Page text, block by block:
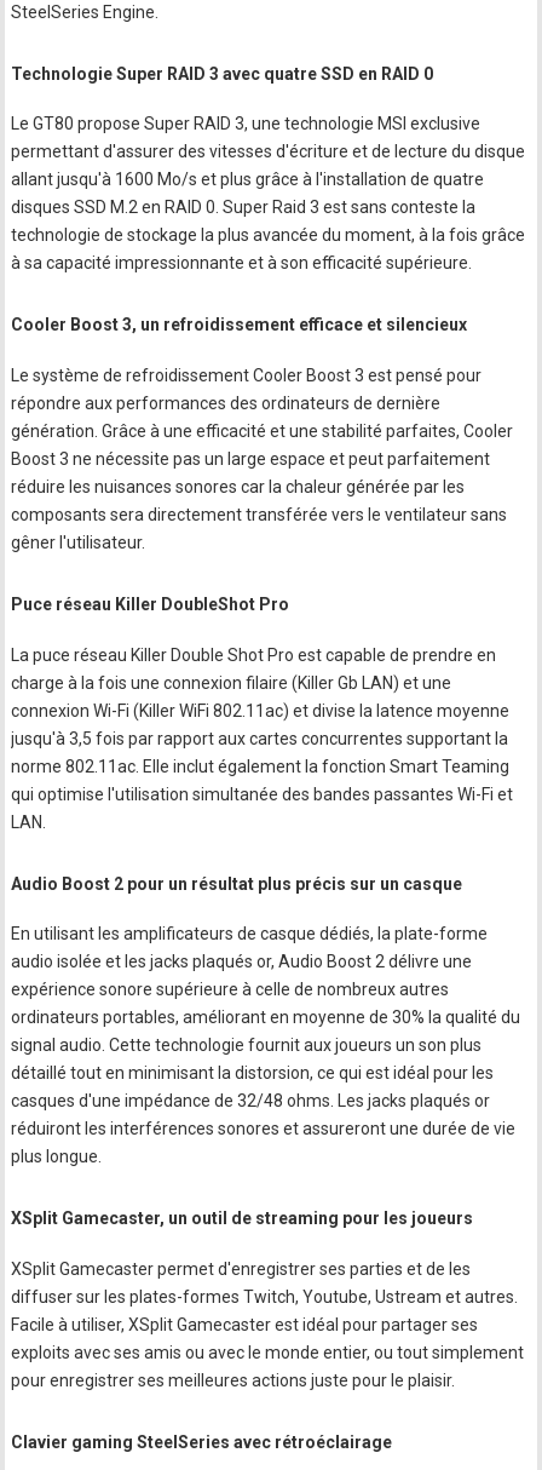
SteelSeries Engine.
Technologie Super RAID 3 avec quatre SSD en RAID 0
Le GT80 propose Super RAID 3, une technologie MSI exclusive
permettant d'assurer des vitesses d'écriture et de lecture du disque
allant jusqu'à 1600 Mo/s et plus grâce à l'installation de quatre
disques SSD M.2 en RAID 0. Super Raid 3 est sans conteste la
technologie de stockage la plus avancée du moment, à la fois grâce
à sa capacité impressionnante et à son efficacité supérieure.
Cooler Boost 3, un refroidissement efficace et silencieux
Le système de refroidissement Cooler Boost 3 est pensé pour
répondre aux performances des ordinateurs de dernière
génération. Grâce à une efficacité et une stabilité parfaites, Cooler
Boost 3 ne nécessite pas un large espace et peut parfaitement
réduire les nuisances sonores car la chaleur générée par les
composants sera directement transférée vers le ventilateur sans
gêner l'utilisateur.
Puce réseau Killer DoubleShot Pro
La puce réseau Killer Double Shot Pro est capable de prendre en
charge à la fois une connexion filaire (Killer Gb LAN) et une
connexion Wi-Fi (Killer WiFi 802.11ac) et divise la latence moyenne
jusqu'à 3,5 fois par rapport aux cartes concurrentes supportant la
norme 802.11ac. Elle inclut également la fonction Smart Teaming
qui optimise l'utilisation simultanée des bandes passantes Wi-Fi et
LAN.
Audio Boost 2 pour un résultat plus précis sur un casque
En utilisant les amplificateurs de casque dédiés, la plate-forme
audio isolée et les jacks plaqués or, Audio Boost 2 délivre une
expérience sonore supérieure à celle de nombreux autres
ordinateurs portables, améliorant en moyenne de 30% la qualité du
signal audio. Cette technologie fournit aux joueurs un son plus
détaillé tout en minimisant la distorsion, ce qui est idéal pour les
casques d'une impédance de 32/48 ohms. Les jacks plaqués or
réduiront les interférences sonores et assureront une durée de vie
plus longue.
XSplit Gamecaster, un outil de streaming pour les joueurs
XSplit Gamecaster permet d'enregistrer ses parties et de les
diffuser sur les plates-formes Twitch, Youtube, Ustream et autres.
Facile à utiliser, XSplit Gamecaster est idéal pour partager ses
exploits avec ses amis ou avec le monde entier, ou tout simplement
pour enregistrer ses meilleures actions juste pour le plaisir.
Clavier gaming SteelSeries avec rétroéclairage